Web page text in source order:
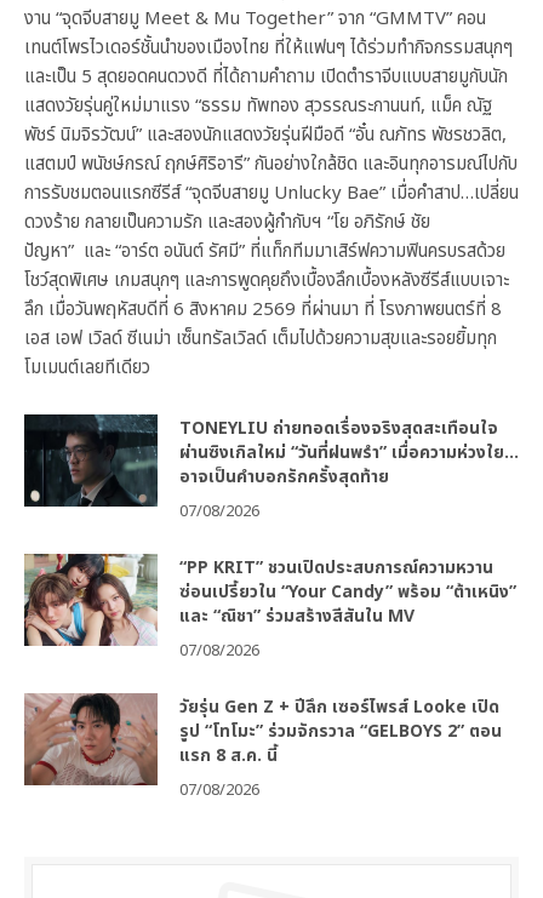
งาน “จุดจีบสายมู Meet & Mu Together” จาก “GMMTV” คอน
เทนต์โพรไวเดอร์ชั้นนำของเมืองไทย ที่ให้แฟนๆ ได้ร่วมทำกิจกรรมสนุกๆ
และเป็น 5 สุดยอดคนดวงดี ที่ได้ถามคำถาม เปิดตำราจีบแบบสายมูกับนัก
แสดงวัยรุ่นคู่ใหม่มาแรง “ธรรม ทัพทอง สุวรรณระกานนท์, แม็ค ณัฐ
พัชร์ นิมจิรวัฒน์” และสองนักแสดงวัยรุ่นฝีมือดี “อั๋น ณภัทร พัชรชวลิต,
แสตมป์ พนัชษ์กรณ์ ฤกษ์ศิริอารี” กันอย่างใกล้ชิด และอินทุกอารมณ์ไปกับ
การรับชมตอนแรกซีรีส์ “จุดจีบสายมู Unlucky Bae” เมื่อคำสาป…เปลี่ยน
ดวงร้าย กลายเป็นความรัก และสองผู้กำกับฯ “โย อภิรักษ์ ชัย
ปัญหา” และ “อาร์ต อนันต์ รัศมี” ที่แท็กทีมมาเสิร์ฟความฟินครบรสด้วย
โชว์สุดพิเศษ เกมสนุกๆ และการพูดคุยถึงเบื้องลึกเบื้องหลังซีรีส์แบบเจาะ
ลึก เมื่อวันพฤหัสบดีที่ 6 สิงหาคม 2569 ที่ผ่านมา ที่ โรงภาพยนตร์ที่ 8
เอส เอฟ เวิลด์ ซีเนม่า เซ็นทรัลเวิลด์ เต็มไปด้วยความสุขและรอยยิ้มทุก
โมเมนต์เลยทีเดียว
TONEYLIU ถ่ายทอดเรื่องจริงสุดสะเทือนใจ
ผ่านซิงเกิลใหม่ “วันที่ฝนพรำ” เมื่อความห่วงใย…
อาจเป็นคำบอกรักครั้งสุดท้าย
07/08/2026
“PP KRIT” ชวนเปิดประสบการณ์ความหวาน
ซ่อนเปรี้ยวใน “Your Candy” พร้อม “ต้าเหนิง”
และ “ณิชา” ร่วมสร้างสีสันใน MV
07/08/2026
วัยรุ่น Gen Z + ปีลึก เซอร์ไพรส์ Looke เปิด
รูป “โทโมะ” ร่วมจักรวาล “GELBOYS 2” ตอน
แรก 8 ส.ค. นี้
07/08/2026